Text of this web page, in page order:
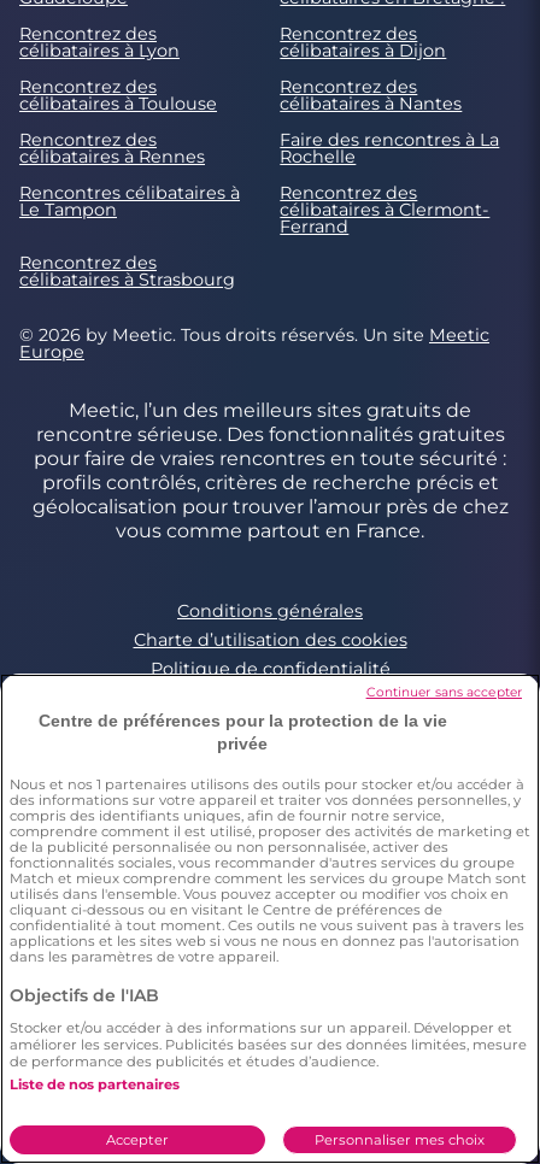
Rencontrez des
célibataires à Lyon
Rencontrez des
célibataires à Dijon
Rencontrez des
célibataires à Toulouse
Rencontrez des
célibataires à Nantes
Rencontrez des
célibataires à Rennes
Faire des rencontres à La
Rochelle
Rencontres célibataires à
Le Tampon
Rencontrez des
célibataires à Clermont-
Ferrand
Rencontrez des
célibataires à Strasbourg
© 2026 by Meetic. Tous droits réservés. Un site Meetic
Europe
Meetic, l’un des meilleurs sites gratuits de
rencontre sérieuse. Des fonctionnalités gratuites
pour faire de vraies rencontres en toute sécurité :
profils contrôlés, critères de recherche précis et
géolocalisation pour trouver l’amour près de chez
vous comme partout en France.
Conditions générales
Charte d’utilisation des cookies
Politique de confidentialité
Conditions Générales applicables aux Events
Signaler un contenu illégal
*Estimation du nombre de personnes ayant déjà fait une
rencontre sur Meetic en France, Italie et Espagne. Chiffre obtenu
par l’extrapolation des résultats d’une enquête réalisée par
Dynata en décembre 2023, sur 6011 personnes résidant en
France, Italie et Espagne âgés de plus de 18 ans,par rapport à la
population totale de cette tranche d’âge dans ces pays(Source
Eurostat 2023). Il résulte de cette étude que respectivement 15%
(en France), 12% (en Italie), 10% (en Espagne) des répondants ont
déclaré avoir déjà fait une rencontre sur Meetic.
**Chaque description et photo de profil est modérée
échantillon représentatif de 2006 personnes de 18 ans et plus en
France. Il résulte de cette étude statistique que le nombre
d'utilisateurs sur Meetic (=397 répondants) a un plus grand
nombre de relations longues (plus de 6 mois), en comparaison
aux autres sites/applications de rencontre.
****Selon une étude Dynata réalisée en décembre 2023 auprès
Il résulte de cette étude que 36% des répondants déclarent
connaître un couple qui s’est formé sur Meetic.
Centre de préférences pour la protection de la vie
privée
Nous et nos 1 partenaires utilisons des outils pour stocker et/ou accéder à
des informations sur votre appareil et traiter vos données personnelles, y
compris des identifiants uniques, afin de fournir notre service,
comprendre comment il est utilisé, proposer des activités de marketing et
de la publicité personnalisée ou non personnalisée, activer des
fonctionnalités sociales, vous recommander d'autres services du groupe
Match et mieux comprendre comment les services du groupe Match sont
utilisés dans l'ensemble. Vous pouvez accepter ou modifier vos choix en
cliquant ci-dessous ou en visitant le Centre de préférences de
confidentialité à tout moment. Ces outils ne vous suivent pas à travers les
applications et les sites web si vous ne nous en donnez pas l'autorisation
dans les paramètres de votre appareil.
Objectifs de l'IAB
Stocker et/ou accéder à des informations sur un appareil. Développer et
améliorer les services. Publicités basées sur des données limitées, mesure
de performance des publicités et études d’audience.
Liste de nos partenaires
Personnaliser mes choix
Accepter
Continuer sans accepter